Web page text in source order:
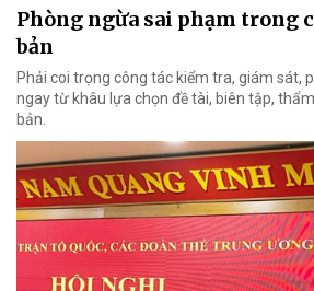
Phòng ngừa sai phạm trong
bản
Phải coi trọng công tác kiểm tra, giám sát,
ngay từ khâu lựa chọn đề tài, biên tập,
bản.